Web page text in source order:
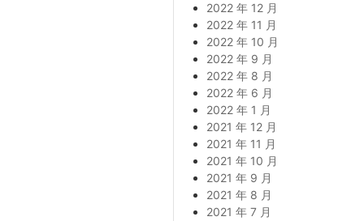
2022 年 12 月
2022 年 11 月
2022 年 10 月
2022 年 9 月
2022 年 8 月
2022 年 6 月
2022 年 1 月
2021 年 12 月
2021 年 11 月
2021 年 10 月
2021 年 9 月
2021 年 8 月
2021 年 7 月